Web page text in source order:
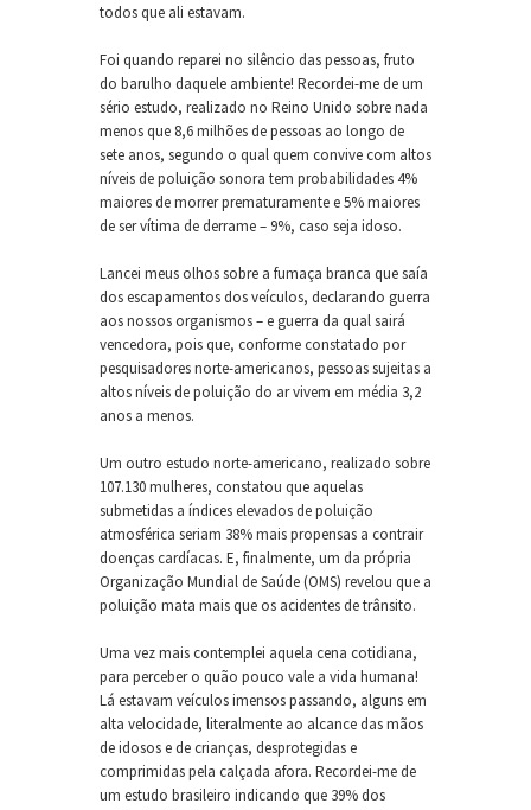
todos que ali estavam.
Foi quando reparei no silêncio das pessoas, fruto
do barulho daquele ambiente! Recordei-me de um
sério estudo, realizado no Reino Unido sobre nada
menos que 8,6 milhões de pessoas ao longo de
sete anos, segundo o qual quem convive com altos
níveis de poluição sonora tem probabilidades 4%
maiores de morrer prematuramente e 5% maiores
de ser vítima de derrame – 9%, caso seja idoso.
Lancei meus olhos sobre a fumaça branca que saía
dos escapamentos dos veículos, declarando guerra
aos nossos organismos – e guerra da qual sairá
vencedora, pois que, conforme constatado por
pesquisadores norte-americanos, pessoas sujeitas a
altos níveis de poluição do ar vivem em média 3,2
anos a menos.
Um outro estudo norte-americano, realizado sobre
107.130 mulheres, constatou que aquelas
submetidas a índices elevados de poluição
atmosférica seriam 38% mais propensas a contrair
doenças cardíacas. E, finalmente, um da própria
Organização Mundial de Saúde (OMS) revelou que a
poluição mata mais que os acidentes de trânsito.
Uma vez mais contemplei aquela cena cotidiana,
para perceber o quão pouco vale a vida humana!
Lá estavam veículos imensos passando, alguns em
alta velocidade, literalmente ao alcance das mãos
de idosos e de crianças, desprotegidas e
comprimidas pela calçada afora. Recordei-me de
um estudo brasileiro indicando que 39% dos